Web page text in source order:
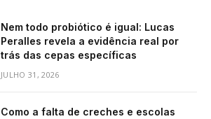
Nem todo probiótico é igual: Lucas
Peralles revela a evidência real por
trás das cepas específicas
JULHO 31, 2026
Como a falta de creches e escolas